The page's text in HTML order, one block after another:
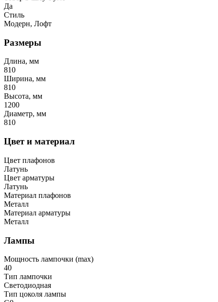
Да
Стиль
Модерн, Лофт
Размеры
Длина, мм
810
Ширина, мм
810
Высота, мм
1200
Диаметр, мм
810
Цвет и материал
Цвет плафонов
Латунь
Цвет арматуры
Латунь
Материал плафонов
Металл
Материал арматуры
Металл
Лампы
Мощность лампочки (max)
40
Тип лампочки
Светодиодная
Тип цоколя лампы